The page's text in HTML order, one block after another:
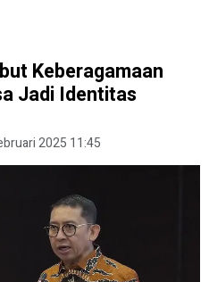
Keberagamaan
Jadi Identitas
2025 11:45